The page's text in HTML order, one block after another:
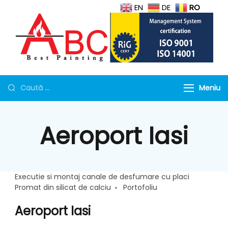
tubulaturi de ventilatie,
Torcret rezistent la foc Meniu
Aeroport Iasi
Executie si montaj canale de desfumare cu placi
Promat din silicat de calciu
Portofoliu
Aeroport Iasi
EN DE RO